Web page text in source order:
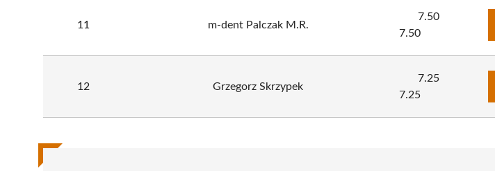
11 m-dent Palczak M.R.
7.50
7.50
12 Grzegorz Skrzypek
7.25
7.25